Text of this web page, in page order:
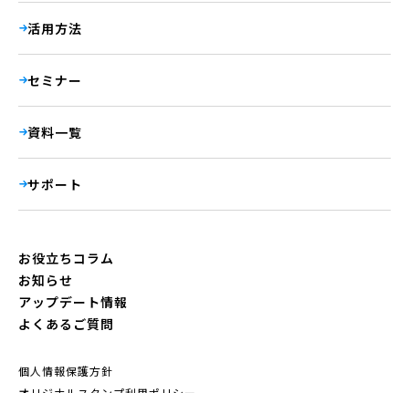
活用方法
セミナー
資料一覧
サポート
お役立ちコラム
お知らせ
アップデート情報
よくあるご質問
個人情報保護方針